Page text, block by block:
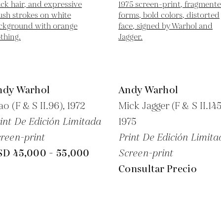
Warhol
(F & S II.96), 1972
De Edición Limitada
print
45,000 - 55,000
Andy Warhol
Mick Jagger (F & S
1975
Print De Edición
Screen-print
Consultar Precio